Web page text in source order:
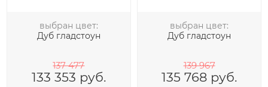
выбран цвет:
Дуб гладстоун
137 477
133 353 руб.
выбран цвет:
Дуб гладстоун
139 967
135 768 руб.